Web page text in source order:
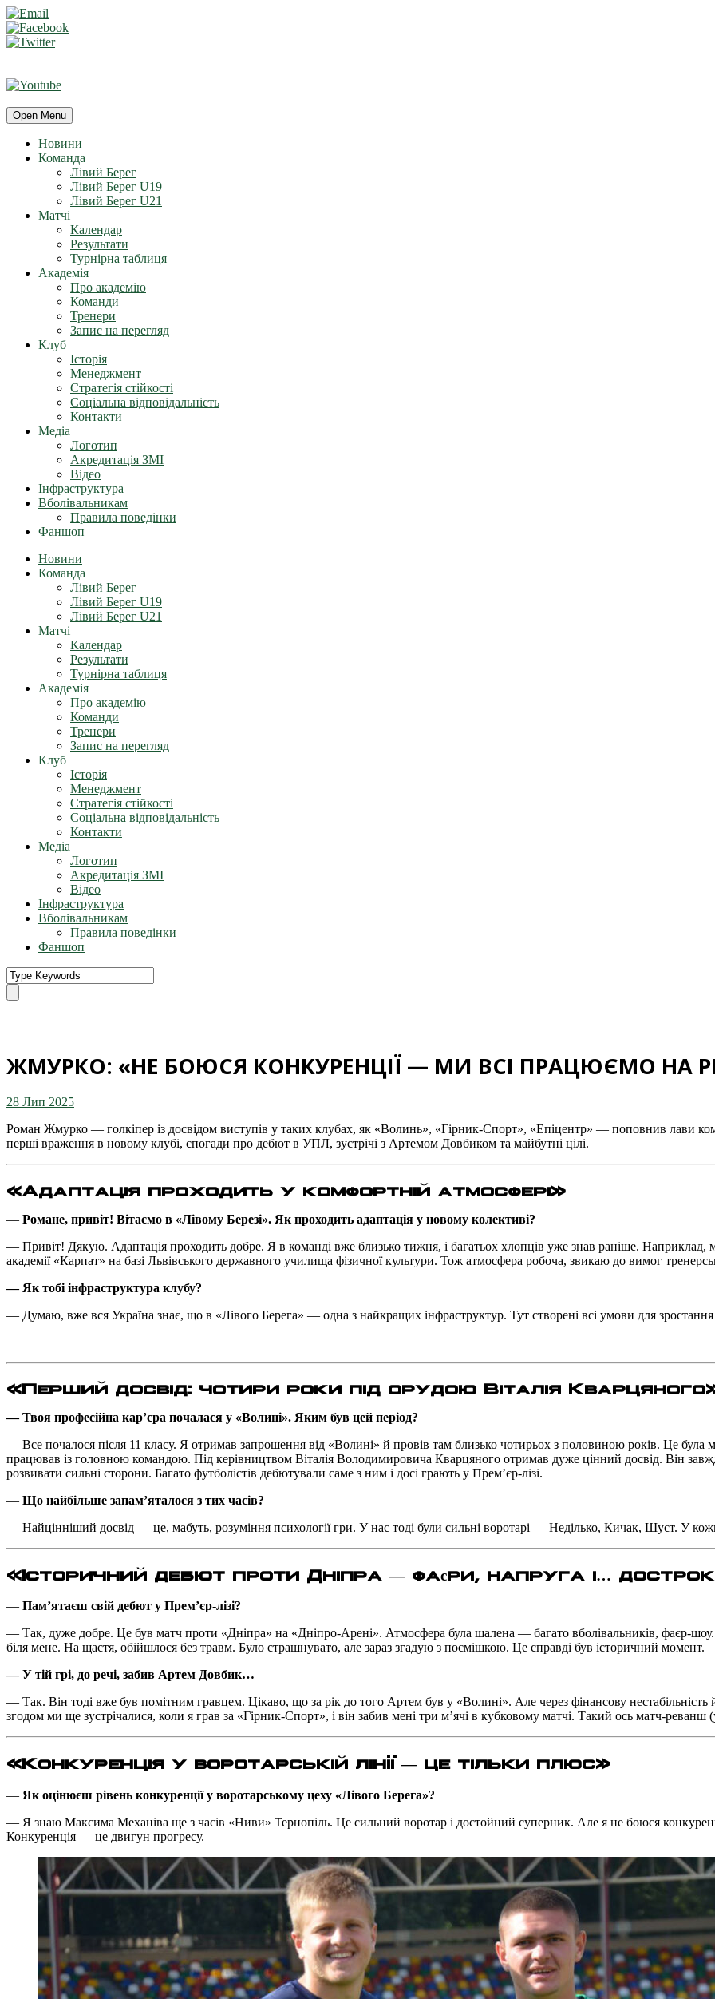
Open Menu
Новини
Команда
Лівий Берег
Лівий Берег U19
Лівий Берег U21
Матчі
Календар
Результати
Турнірна таблиця
Академія
Про академію
Команди
Тренери
Запис на перегляд
Клуб
Історія
Менеджмент
Стратегія стійкості
Соціальна відповідальність
Контакти
Медіа
Логотип
Акредитація ЗМІ
Відео
Інфраструктура
Вболівальникам
Правила поведінки
Фаншоп
Новини
Команда
Лівий Берег
Лівий Берег U19
Лівий Берег U21
Матчі
Календар
Результати
Турнірна таблиця
Академія
Про академію
Команди
Тренери
Запис на перегляд
Клуб
Історія
Менеджмент
Стратегія стійкості
Соціальна відповідальність
Контакти
Медіа
Логотип
Акредитація ЗМІ
Відео
Інфраструктура
Вболівальникам
Правила поведінки
Фаншоп
ЖМУРКО: «НЕ БОЮСЯ КОНКУРЕНЦІЇ — МИ ВСІ ПРАЦЮЄМО НА
28 Лип 2025
Роман Жмурко — голкіпер із досвідом виступів у таких клубах, як «Волинь», «Гірник-Спорт», «Епіцентр» — поповнив лави
перші враження в новому клубі, спогади про дебют в УПЛ, зустрічі з Артемом Довбиком та майбутні цілі.
«Адаптація проходить у комфортній атмосфері»
— Романе, привіт! Вітаємо в «Лівому Березі». Як проходить адаптація у новому колективі?
— Привіт! Дякую. Адаптація проходить добре. Я в команді вже близько тижня, і багатьох хлопців уже знав раніше.
академії «Карпат» на базі Львівського державного училища фізичної культури. Тож атмосфера робоча, звикаю до вимог
— Як тобі інфраструктура клубу?
— Думаю, вже вся Україна знає, що в «Лівого Берега» — одна з найкращих інфраструктур. Тут створені всі умови для зростання
«Перший досвід: чотири роки під орудою Віталія Кварцяного
— Твоя професійна кар’єра почалася у «Волині». Яким був цей період?
— Все почалося після 11 класу. Я отримав запрошення від «Волині» й провів там близько чотирьох з половиною років. Це
працював із головною командою. Під керівництвом Віталія Володимировича Кварцяного отримав дуже цінний досвід. Він
розвивати сильні сторони. Багато футболістів дебютували саме з ним і досі грають у Прем’єр-лізі.
— Що найбільше запам’яталося з тих часів?
— Найцінніший досвід — це, мабуть, розуміння психології гри. У нас тоді були сильні воротарі — Неділько, Кичак, Шуст. У
«Історичний дебют проти Дніпра — фаєри, напруга і…
— Пам’ятаєш свій дебют у Прем’єр-лізі?
— Так, дуже добре. Це був матч проти «Дніпра» на «Дніпро-Арені». Атмосфера була шалена — багато вболівальників, фаєр-шоу.
біля мене. На щастя, обійшлося без травм. Було страшнувато, але зараз згадую з посмішкою. Це справді був історичний момент.
— У тій грі, до речі, забив Артем Довбик…
— Так. Він тоді вже був помітним гравцем. Цікаво, що за рік до того Артем був у «Волині». Але через фінансову
згодом ми ще зустрічалися, коли я грав за «Гірник-Спорт», і він забив мені три м’ячі в кубковому матчі. Такий ось матч-реванш
«Конкуренція у воротарській лінії — це тільки плюс»
— Як оцінюєш рівень конкуренції у воротарському цеху «Лівого Берега»?
— Я знаю Максима Механіва ще з часів «Ниви» Тернопіль. Це сильний воротар і достойний суперник. Але я не боюся
Конкуренція — це двигун прогресу.